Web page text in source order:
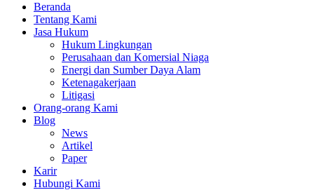
Beranda
Tentang Kami
Jasa Hukum
Hukum Lingkungan
Perusahaan dan Komersial Niaga
Energi dan Sumber Daya Alam
Ketenagakerjaan
Litigasi
Orang-orang Kami
Blog
News
Artikel
Paper
Karir
Hubungi Kami